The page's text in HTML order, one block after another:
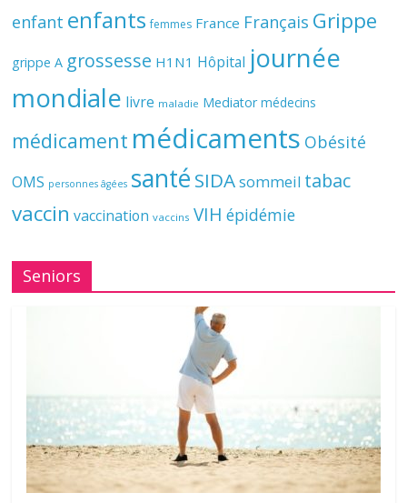
enfant enfants femmes France Français Grippe
grippe A grossesse H1N1 Hôpital journée
mondiale livre maladie Mediator médecins
médicament médicaments Obésité
OMS personnes âgées santé SIDAsommeil tabac
vaccin vaccination vaccins VIH épidémie
Seniors